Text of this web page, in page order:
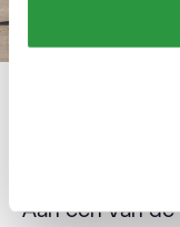
Aan een van